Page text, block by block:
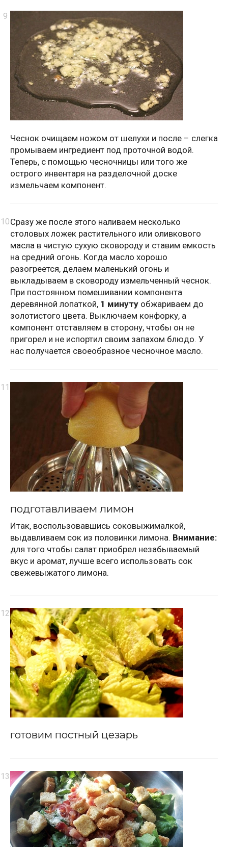
Чеснок очищаем ножом от шелухи и после – слегка
промываем ингредиент под проточной водой.
Теперь, с помощью чесночницы или того же
острого инвентаря на разделочной доске
измельчаем компонент.
Сразу же после этого наливаем несколько
столовых ложек растительного или оливкового
масла в чистую сухую сковороду и ставим емкость
на средний огонь. Когда масло хорошо
разогреется, делаем маленький огонь и
выкладываем в сковороду измельченный чеснок.
При постоянном помешивании компонента
деревянной лопаткой, 1 минуту обжариваем до
золотистого цвета. Выключаем конфорку, а
компонент отставляем в сторону, чтобы он не
пригорел и не испортил своим запахом блюдо. У
нас получается своеобразное чесночное масло.
подготавливаем лимон
Итак, воспользовавшись соковыжималкой,
выдавливаем сок из половинки лимона. Внимание:
для того чтобы салат приобрел незабываемый
вкус и аромат, лучше всего использовать сок
свежевыжатого лимона.
готовим постный цезарь